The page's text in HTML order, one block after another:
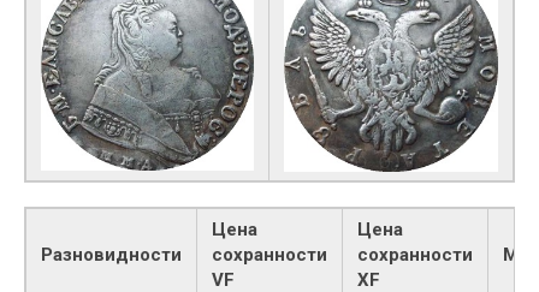
Разновидности
Цена
сохранности
VF
Цена
сохранности
XF